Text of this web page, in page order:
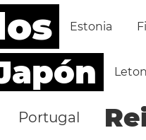
Estonia
Portugal